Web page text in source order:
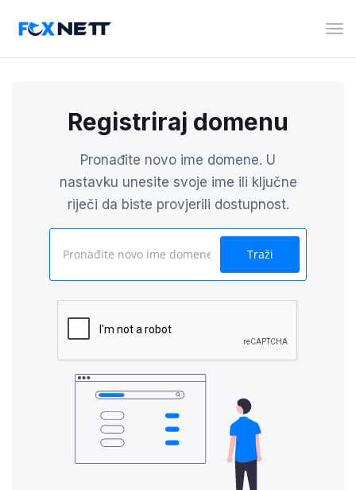
Registriraj domenu
Pronađite novo ime domene. U
nastavku unesite svoje ime ili ključne
riječi da biste provjerili dostupnost.
Traži